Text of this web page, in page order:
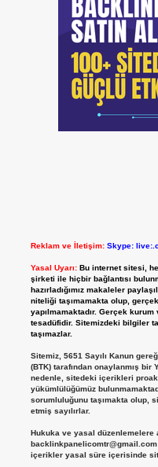
Reklam ve İletişim: Skype:
Yasal Uyarı: Bu internet sitesi,
şirketi ile hiçbir bağlantısı
hazırladığımız makaleler
niteliği taşımamakta olup,
yapılmamaktadır. Gerçek
tesadüfidir. Sitemizdeki bilgiler
taşımazlar.
Sitemiz, 5651 Sayılı Kanun
(BTK) tarafından onaylanmış bir
nedenle, sitedeki içerikleri
yükümlülüğümüz
sorumluluğunu taşımakta olup,
etmiş sayılırlar.
Hukuka ve yasal düzenlemelere
backlinkpanelicomtr@gmail.com
içerikler yasal süre içerisinde